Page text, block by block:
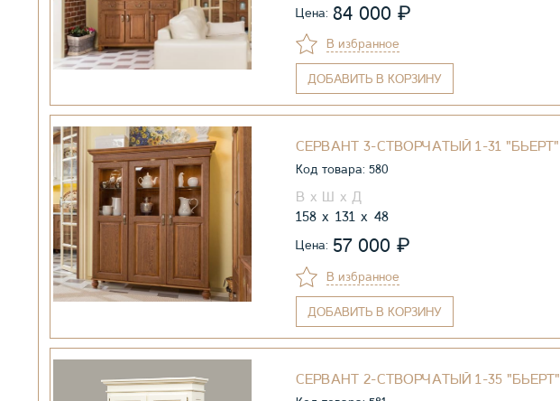
Цена: 84 000 ₽
В избранное
ДОБАВИТЬ В КОРЗИНУ
СЕРВАНТ 3-СТВОРЧАТЫЙ 1-31 "БЬЕРТ"
Код товара: 580
158 131 48
Цена: 57 000 ₽
В избранное
ДОБАВИТЬ В КОРЗИНУ
СЕРВАНТ 2-СТВОРЧАТЫЙ 1-35 "БЬЕРТ"